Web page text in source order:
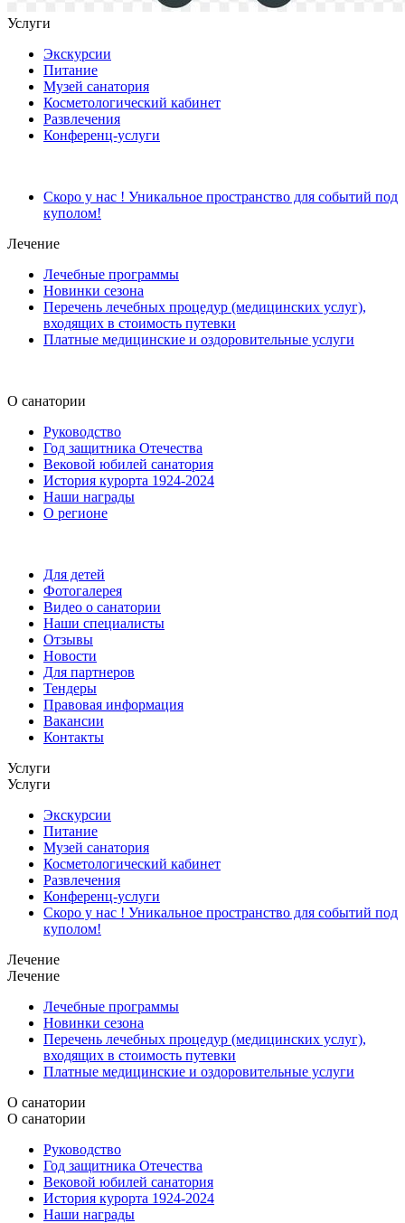
Услуги
Экскурсии
Питание
Музей санатория
Косметологический кабинет
Развлечения
Конференц-услуги
Скоро у нас ! Уникальное пространство для событий под
куполом!
Лечение
Лечебные программы
Новинки сезона
Перечень лечебных процедур (медицинских услуг),
входящих в стоимость путевки
Платные медицинские и оздоровительные услуги
О санатории
Руководство
Год защитника Отечества
Вековой юбилей санатория
История курорта 1924-2024
Наши награды
О регионе
Для детей
Фотогалерея
Видео о санатории
Наши специалисты
Отзывы
Новости
Для партнеров
Тендеры
Правовая информация
Вакансии
Контакты
Услуги
Услуги
Экскурсии
Питание
Музей санатория
Косметологический кабинет
Развлечения
Конференц-услуги
Скоро у нас ! Уникальное пространство для событий под
куполом!
Лечение
Лечение
Лечебные программы
Новинки сезона
Перечень лечебных процедур (медицинских услуг),
входящих в стоимость путевки
Платные медицинские и оздоровительные услуги
О санатории
О санатории
Руководство
Год защитника Отечества
Вековой юбилей санатория
История курорта 1924-2024
Наши награды